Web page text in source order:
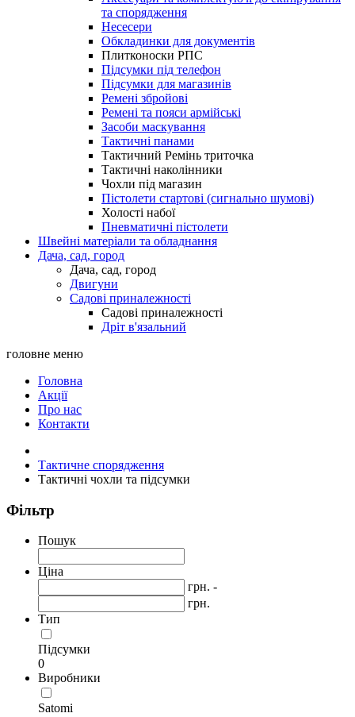
та спорядження
Несесери
Обкладинки для документів
Плитконоски РПС
Підсумки під телефон
Підсумки для магазинів
Ремені збройові
Ремені та пояси армійські
Засоби маскування
Тактичні панами
Тактичний Ремінь триточка
Тактичні наколінники
Чохли під магазин
Пістолети стартові (сигнально шумові)
Холості набої
Пневматичні пістолети
Швейні матеріали та обладнання
Дача, сад, город
Дача, сад, город
Двигуни
Садові приналежності
Садові приналежності
Дріт в'язальний
головне меню
Головна
Акції
Про нас
Контакти
Тактичне спорядження
Тактичні чохли та підсумки
Фільтр
Пошук
Ціна
грн. -
грн.
Тип
Підсумки
0
Виробники
Satomi